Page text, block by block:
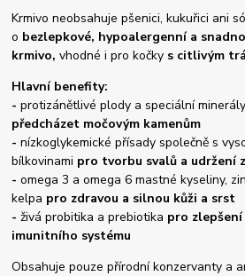
Krmivo neobsahuje pšenici, kukuřici ani
o bezlepkové, hypoalergenní a
krmivo,vhodné i pro kočky s citlivým
Hlavní benefity:
-protizánětlivé plody a speciální
předcházet močovým kamenům
-nízkoglykemické přísady společně s
bílkovinami pro tvorbu svalů a udržení
-omega 3 a omega 6 mastné kyseliny,
kelpa pro zdravou a silnou kůži a srst
-živá probitika a prebiotika pro
imunitního systému
Obsahuje pouze přírodní konzervanty a